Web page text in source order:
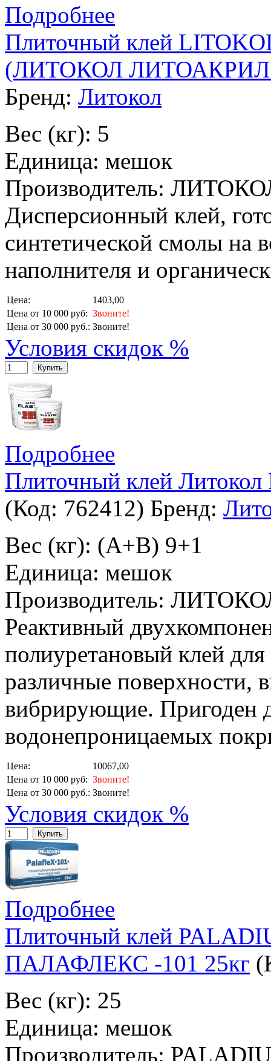
Подробнее
Плиточный клей
(ЛИТОКОЛ
Бренд: Литокол
Вес (кг): 5
Единица: мешок
Производитель:
Дисперсионный клей,
синтетической смолы на
наполнителя и
Цена:
1403,00
Цена от 10 000 руб: Звоните!
Цена от 30 000 руб.: Звоните!
Условия скидок %
Купить
Подробнее
Плиточный клей
(Код: 762412) Бренд:
Вес (кг): (A+B) 9+1
Единица: мешок
Производитель:
Реактивный
полиуретановый клей
различные поверхности,
вибрирующие. Пригоден
водонепроницаемых
Цена:
10067,00
Цена от 10 000 руб: Звоните!
Цена от 30 000 руб.: Звоните!
Условия скидок %
Купить
Подробнее
Плиточный клей
ПАЛАФЛЕКС -101 25кг
Вес (кг): 25
Единица: мешок
Производитель: